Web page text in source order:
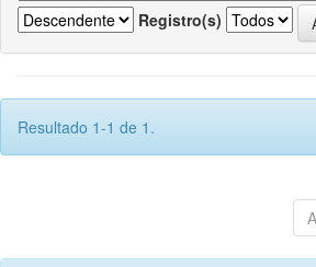
Registro(s)
Resultado 1-1 de 1.